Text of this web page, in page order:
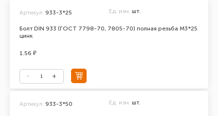
Болт DIN 933 (ГОСТ 7798-70, 7805-70) полная резьба М3*25
цинк
Артикул: 933-3*25 Ед. изм. шт.
1.56 ₽
Артикул: 933-3*50 Ед. изм. шт.